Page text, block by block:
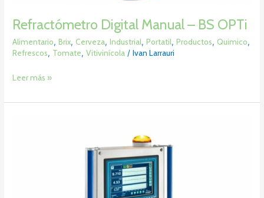
Refractómetro Digital Manual – BS OPTi
Alimentario,Brix, Cerveza,Industrial,Portatil,Productos, Quimico,
Refrescos, Tomate,Vitivinícola /Ivan Larrauri
Leer más »